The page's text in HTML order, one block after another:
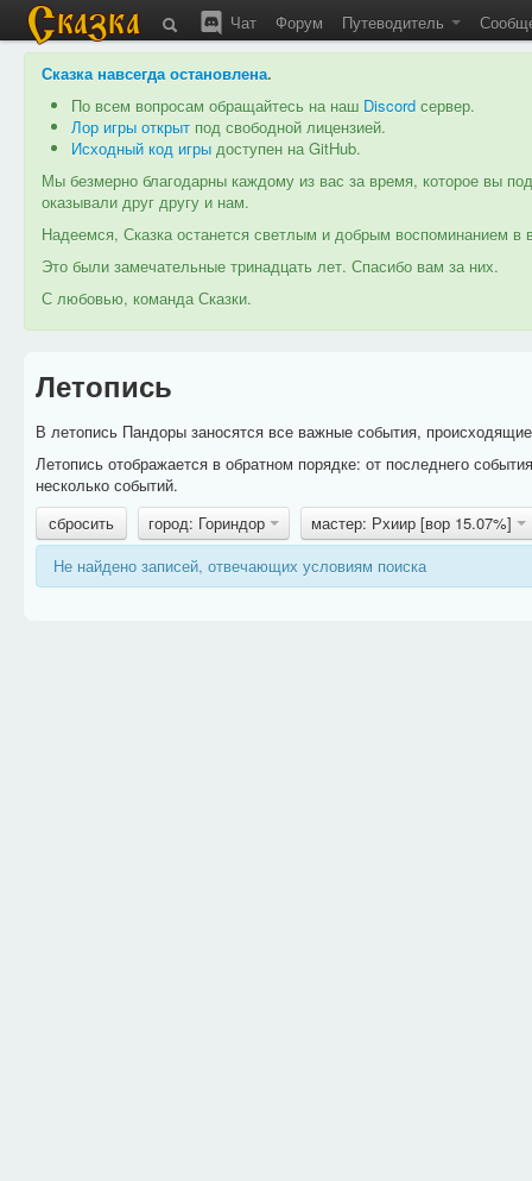
Чат Форум Путеводитель
Сказка навсегда остановлена.
По всем вопросам обращайтесь на наш Discord сервер.
Лор игры открыт под свободной лицензией.
Исходный код игры доступен на GitHub.
Мы безмерно благодарны каждому из вас за время, которое вы
оказывали друг другу и нам.
Надеемся, Сказка останется светлым и добрым воспоминанием
Это были замечательные тринадцать лет. Спасибо вам за них.
С любовью, команда Сказки.
Летопись
В летопись Пандоры заносятся все важные события,
Летопись отображается в обратном порядке: от последнего
несколько событий.
сбросить
город: Гориндор
мастер: Рхиир [вор 15.07%]
Не найдено записей, отвечающих условиям поиска